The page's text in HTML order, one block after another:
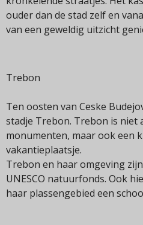
ouder dan de stad zelf en
van een geweldig uitzicht
Trebon
Ten oosten van Ceske
stadje Trebon. Trebon is niet
monumenten, maar ook een
vakantieplaatsje.
Trebon en haar omgeving
UNESCO natuurfonds. Ook
haar plassengebied een